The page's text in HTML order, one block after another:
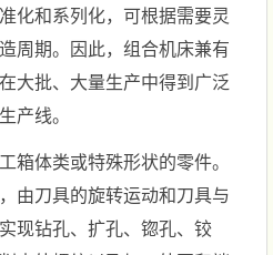
化和系列化，可根据需要灵
周期。因此，组合机床兼有
大批、大量生产中得到广泛
产线。
箱体类或特殊形状的零件。
由刀具的旋转运动和刀具与
现钻孔、扩孔、锪孔、铰